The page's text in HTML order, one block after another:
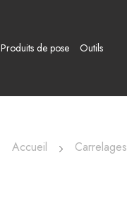
Produits de pose Outils
Accueil Carrelages